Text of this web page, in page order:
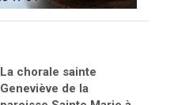
La chorale sainte
Geneviève de la